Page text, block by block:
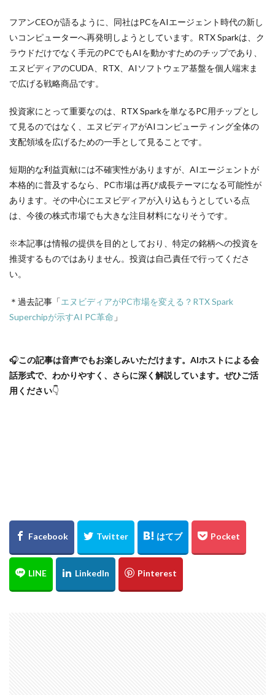
フアンCEOが語るように、同社はPCをAIエージェント時代の新し
いコンピューターへ再発明しようとしています。RTX Sparkは、ク
ラウドだけでなく手元のPCでもAIを動かすためのチップであり、
エヌビディアのCUDA、RTX、AIソフトウェア基盤を個人端末ま
で広げる戦略商品です。
投資家にとって重要なのは、RTX Sparkを単なるPC用チップとし
て見るのではなく、エヌビディアがAIコンピューティング全体の
支配領域を広げるための一手として見ることです。
短期的な利益貢献には不確実性がありますが、AIエージェントが
本格的に普及するなら、PC市場は再び成長テーマになる可能性が
あります。その中心にエヌビディアが入り込もうとしている点
は、今後の株式市場でも大きな注目材料になりそうです。
※本記事は情報の提供を目的としており、特定の銘柄への投資を
推奨するものではありません。投資は自己責任で行ってくださ
い。
＊過去記事「エヌビディアがPC市場を変える？RTX Spark
Superchipが示すAI PC革命 」
🎧この記事は音声でもお楽しみいただけます。AIホストによる会
話形式で、わかりやすく、さらに深く解説しています。ぜひご活
用ください👇